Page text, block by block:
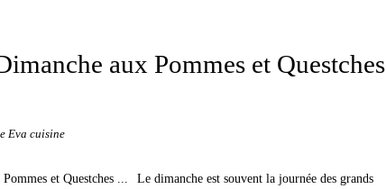
aux Pommes et Questches
Eva cuisine
Le dimanche est souvent la journée des grands